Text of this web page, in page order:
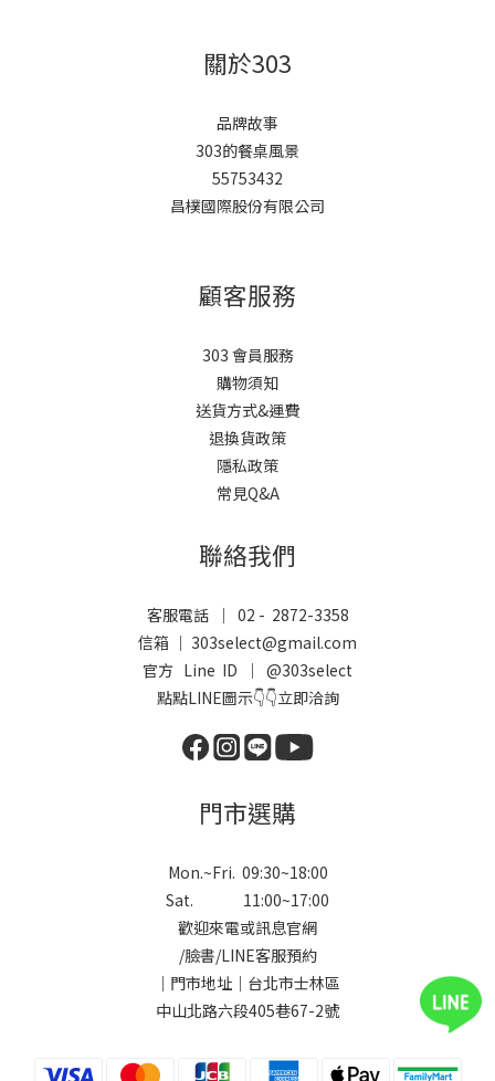
關於303
品牌故事
303的餐桌風景
55753432
昌樸國際股份有限公司
顧客服務
303 會員服務
購物須知
送貨方式&運費
退換貨政策
隱私政策
常見Q&A
聯絡我們
客服電話 ｜ 02 - 2872-3358
信箱 ｜ 303select@gmail.com
官方 Line ID ｜ @303select
點點LINE圖示👇👇立即洽詢
門市選購
Mon.~Fri. 09:30~18:00
Sat. 11:00~17:00
歡迎來電或訊息官網
/臉書/LINE客服預約
｜門市地址｜台北市士林區
中山北路六段405巷67-2號